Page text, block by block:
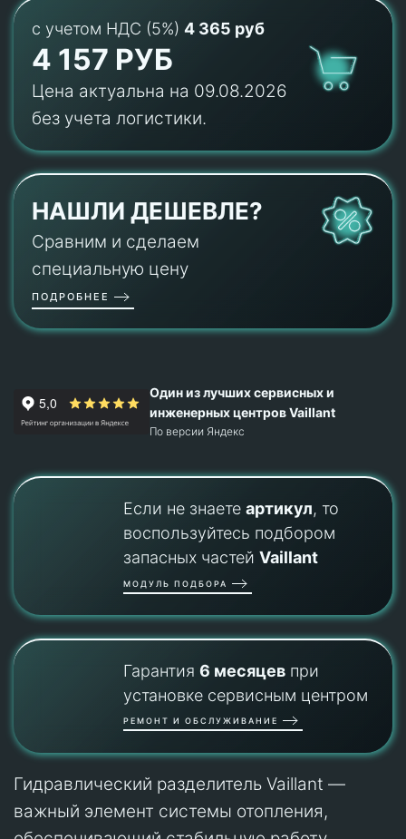
с учетом НДС (5%) 4 365 руб
4 157 РУБ
Цена актуальна на 09.08.2026
без учета логистики.
НАШЛИ ДЕШЕВЛЕ?
Сравним и сделаем
специальную цену
ПОДРОБНЕЕ
Один из лучших сервисных и
инженерных центров Vaillant
По версии Яндекс
Если не знаете артикул, то
воспользуйтесь подбором
запасных частей Vaillant
МОДУЛЬ ПОДБОРА
Гарантия 6 месяцевпри
установке сервисным центром
РЕМОНТ И ОБСЛУЖИВАНИЕ
Гидравлический разделитель Vaillant —
важный элемент системы отопления,